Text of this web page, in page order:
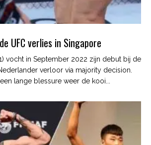
UFC verlies in Singapore
vocht in September 2022 zijn debut bij de
verloor via majority decision.
lange blessure weer de kooi...